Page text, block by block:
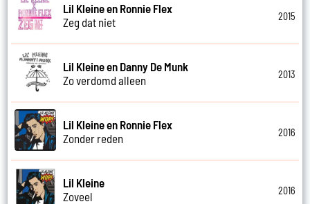
Lil Kleine en Ronnie Flex
Zeg dat niet
2015
Lil Kleine en Danny De Munk
Zo verdomd alleen
2013
Lil Kleine en Ronnie Flex
Zonder reden
2016
Lil Kleine
Zoveel
2016